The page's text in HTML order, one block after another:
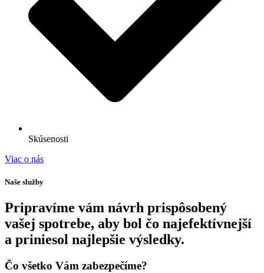
Skúsenosti
Viac o nás
Naše služby
Pripravíme vám návrh prispôsobený
vašej spotrebe, aby bol čo najefektívnejší
a priniesol najlepšie výsledky.
Čo všetko Vám zabezpečíme?